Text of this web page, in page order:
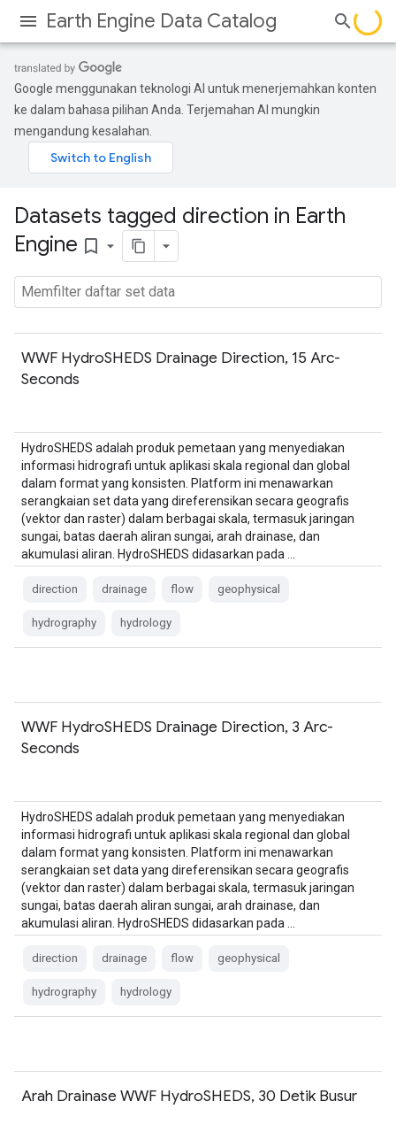
Earth Engine Data Catalog
Google menggunakan teknologi AI untuk menerjemahkan konten
ke dalam bahasa pilihan Anda. Terjemahan AI mungkin
mengandung kesalahan.
Datasets tagged direction in Earth
Engine bookmark_border
WWF HydroSHEDS Drainage Direction, 15 Arc-
Seconds
HydroSHEDS adalah produk pemetaan yang menyediakan
informasi hidrografi untuk aplikasi skala regional dan global
dalam format yang konsisten. Platform ini menawarkan
serangkaian set data yang direferensikan secara geografis
(vektor dan raster) dalam berbagai skala, termasuk jaringan
sungai, batas daerah aliran sungai, arah drainase, dan
akumulasi aliran. HydroSHEDS didasarkan pada …
direction drainage flow geophysical
hydrography hydrology
WWF HydroSHEDS Drainage Direction, 3 Arc-
Seconds
HydroSHEDS adalah produk pemetaan yang menyediakan
informasi hidrografi untuk aplikasi skala regional dan global
dalam format yang konsisten. Platform ini menawarkan
serangkaian set data yang direferensikan secara geografis
(vektor dan raster) dalam berbagai skala, termasuk jaringan
sungai, batas daerah aliran sungai, arah drainase, dan
akumulasi aliran. HydroSHEDS didasarkan pada …
direction drainage flow geophysical
hydrography hydrology
Arah Drainase WWF HydroSHEDS, 30 Detik Busur